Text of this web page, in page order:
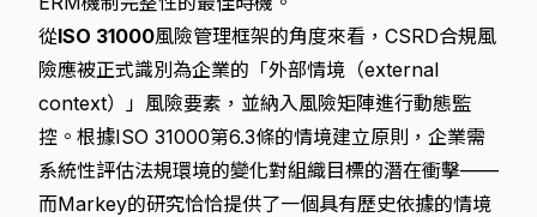
從ISO 31000風險管理框架的角度來看，CSRD合規風
險應被正式識別為企業的「外部情境（external
context）」風險要素，並納入風險矩陣進行動態監
控。根據ISO 31000第6.3條的情境建立原則，企業需
系統性評估法規環境的變化對組織目標的潛在衝擊——
而Markey的研究恰恰提供了一個具有歷史依據的情境